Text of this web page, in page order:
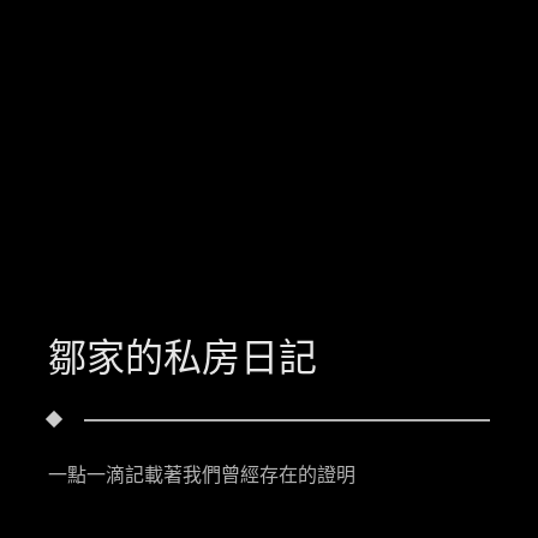
鄒家的私房日記
一點一滴記載著我們曾經存在的證明